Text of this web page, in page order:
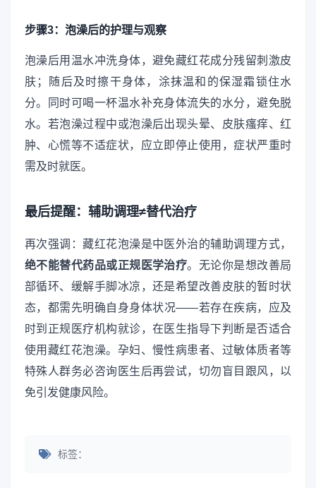
步骤3：泡澡后的护理与观察
泡澡后用温水冲洗身体，避免藏红花成分残留刺激皮
肤；随后及时擦干身体，涂抹温和的保湿霜锁住水
分。同时可喝一杯温水补充身体流失的水分，避免脱
水。若泡澡过程中或泡澡后出现头晕、皮肤瘙痒、红
肿、心慌等不适症状，应立即停止使用，症状严重时
需及时就医。
最后提醒：辅助调理≠替代治疗
再次强调：藏红花泡澡是中医外治的辅助调理方式，
绝不能替代药品或正规医学治疗。无论你是想改善局
部循环、缓解手脚冰凉，还是希望改善皮肤的暂时状
态，都需先明确自身身体状况——若存在疾病，应及
时到正规医疗机构就诊，在医生指导下判断是否适合
使用藏红花泡澡。孕妇、慢性病患者、过敏体质者等
特殊人群务必咨询医生后再尝试，切勿盲目跟风，以
免引发健康风险。
标签：